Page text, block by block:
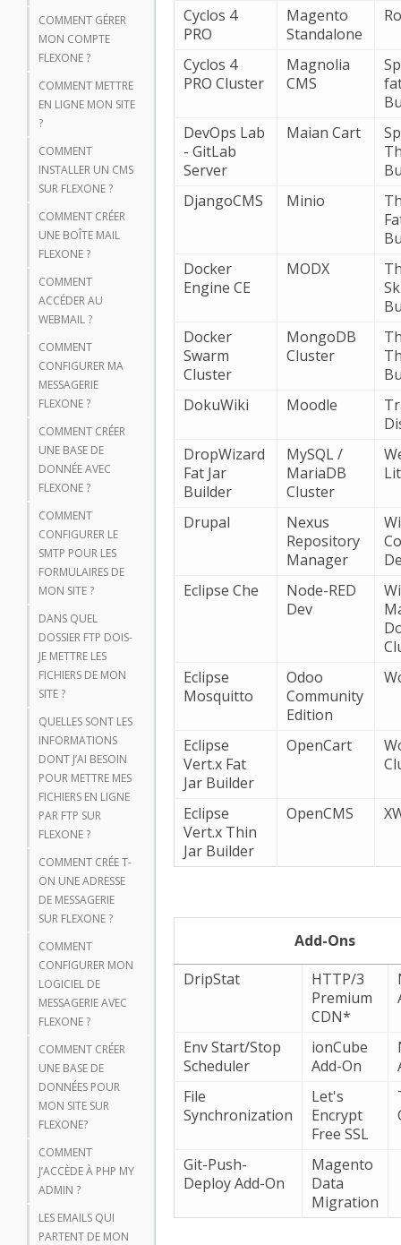
COMMENT GÉRER
MON COMPTE
FLEXONE ?
COMMENT METTRE
EN LIGNE MON SITE
?
COMMENT
INSTALLER UN CMS
SUR FLEXONE ?
COMMENT CRÉER
UNE BOÎTE MAIL
FLEXONE ?
COMMENT
ACCÉDER AU
WEBMAIL ?
COMMENT
CONFIGURER MA
MESSAGERIE
FLEXONE ?
COMMENT CRÉER
UNE BASE DE
DONNÉE AVEC
FLEXONE ?
COMMENT
CONFIGURER LE
SMTP POUR LES
FORMULAIRES DE
MON SITE ?
DANS QUEL
DOSSIER FTP DOIS-
JE METTRE LES
FICHIERS DE MON
SITE ?
QUELLES SONT LES
INFORMATIONS
DONT J’AI BESOIN
POUR METTRE MES
FICHIERS EN LIGNE
PAR FTP SUR
FLEXONE ?
COMMENT CRÉE T-
ON UNE ADRESSE
DE MESSAGERIE
SUR FLEXONE ?
COMMENT
CONFIGURER MON
LOGICIEL DE
MESSAGERIE AVEC
FLEXONE ?
COMMENT CRÉER
UNE BASE DE
DONNÉES POUR
MON SITE SUR
FLEXONE?
COMMENT
J’ACCÈDE À PHP MY
ADMIN ?
LES EMAILS QUI
PARTENT DE MON
Cyclos 4
PRO
Magento
Standalone
Cyclos 4
PRO Cluster
Magnolia
CMS
DevOps Lab
- GitLab
Server
Maian Cart
DjangoCMS
Minio
Docker
Engine CE
MODX
Docker
Swarm
Cluster
MongoDB
Cluster
DokuWiki
Moodle
DropWizard
Fat Jar
Builder
MySQL /
MariaDB
Cluster
Drupal
Nexus
Repository
Manager
Eclipse Che
Node-RED
Dev
Eclipse
Mosquitto
Odoo
Community
Edition
Eclipse
Vert.x Fat
Jar Builder
OpenCart
Eclipse
Vert.x Thin
Jar Builder
OpenCMS
Add-Ons
DripStat
HTTP/3
Premium
CDN*
Env Start/Stop
Scheduler
ionCube
Add-On
File
Synchronization
Let's
Encrypt
Free SSL
Git-Push-
Deploy Add-On
Magento
Data
Migration